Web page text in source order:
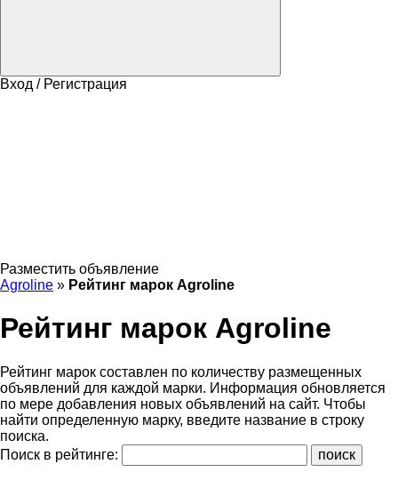
Вход / Регистрация
Разместить объявление
Agroline » Рейтинг марок Agroline
Рейтинг марок Agroline
Рейтинг марок составлен по количеству размещенных
объявлений для каждой марки. Информация обновляется
по мере добавления новых объявлений на сайт. Чтобы
найти определенную марку, введите название в строку
поиска.
Поиск в рейтинге: